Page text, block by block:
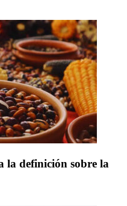
la definición sobre la